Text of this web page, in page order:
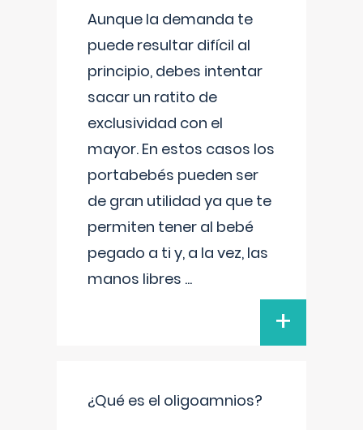
Aunque la demanda te
puede resultar difícil al
principio, debes intentar
sacar un ratito de
exclusividad con el
mayor. En estos casos los
portabebés pueden ser
de gran utilidad ya que te
permiten tener al bebé
pegado a ti y, a la vez, las
manos libres ...
+
¿Qué es el oligoamnios?